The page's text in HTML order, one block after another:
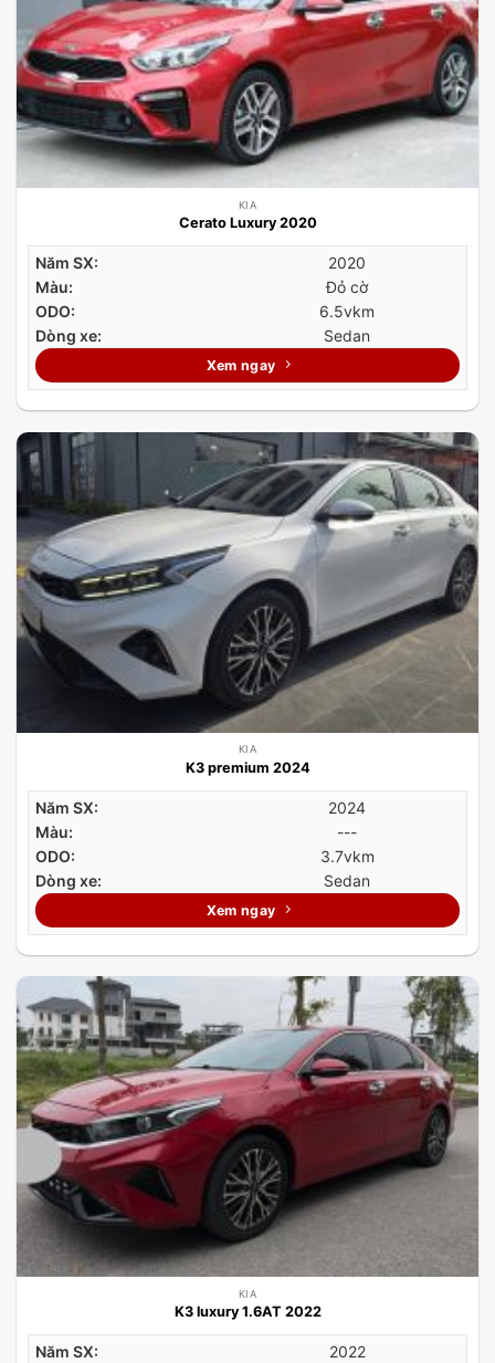
KIA
Cerato Luxury 2020
Năm SX:
2020
Màu:
Đỏ cờ
ODO:
6.5vkm
Dòng xe:
Sedan
Xem ngay
KIA
K3 premium 2024
Năm SX:
2024
Màu:
---
ODO:
3.7vkm
Dòng xe:
Sedan
Xem ngay
KIA
K3 luxury 1.6AT 2022
Năm SX:
2022